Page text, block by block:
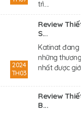
trì....
2024
TH03
Review
S...
Katinat
những
nhất được
Review
B...